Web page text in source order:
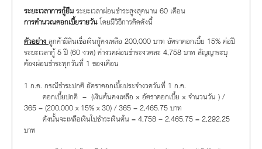
ระยะเวลาการกู้ยืม ระยะเวลาผ่อนชำระสูงสุดนาน 60 เดือน
การคำนวณดอกเบี้ยรายวันโดยมีวิธีการคิดดังนี้
ตัวอย่าง ลูกค้ามีสินเชื่อเงินกู้คงเหลือ 200,000 บาท อัตราดอกเบี้ย 15% ต่อปี
ระยะเวลากู้ 5 ปี (60 งวด) ค่างวดผ่อนชำระงวดละ 4,758 บาท สัญญาระบุ
ต้องผ่อนชำระทุกวันที่ 1 ของเดือน
1 ก.ค. กรณีชำระปกติ อัตราดอกเบี้ยประจำงวดวันที่ 1 ก.ค.
ดอกเบี้ยปกติ = (เงินต้นคงเหลือ × อัตราดอกเบี้ย × จำนวนวัน ) /
365 = (200,000 x 15% x 30) / 365 = 2,465.75 บาท
ดังนั้นจะเหลือเงินไปชำระเงินต้น = 4,758 – 2,465.75 = 2,292.25
บาท